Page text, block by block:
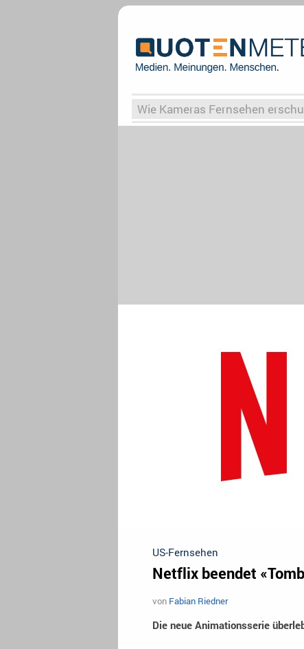
Wie Kameras Fernsehen
US-Fernsehen
Netflix beendet
von Fabian Riedner
Die neue Animationsserie